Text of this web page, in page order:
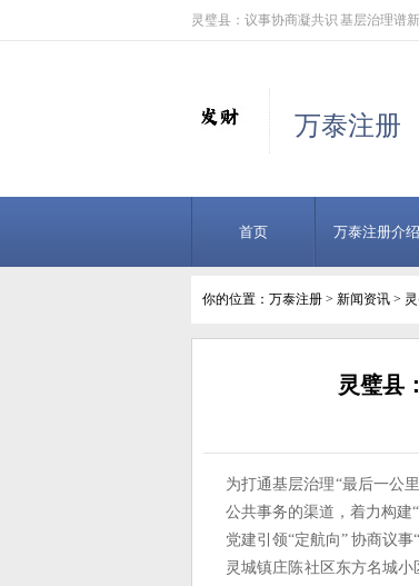
灵璧县：议事协商凝共识 基层治理谱
万泰注册
首页 万泰注册介绍
你的位置： 万泰注册 > 新闻资讯 >
灵璧县
为打通基层治理“最后一公
公共事务的渠道，着力构建
党建引领“定航向” 协商议事
灵城镇庄陈社区东方名城